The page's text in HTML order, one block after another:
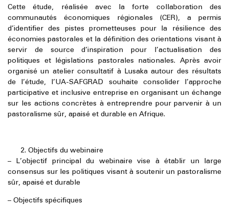
Cette étude, réalisée avec la forte collaboration des
communautés économiques régionales (CER), a permis
d’identifier des pistes prometteuses pour la résilience des
économies pastorales et la définition des orientations visant à
servir de source d’inspiration pour l’actualisation des
politiques et législations pastorales nationales. Après avoir
organisé un atelier consultatif à Lusaka autour des résultats
de l’étude, l’UA-SAFGRAD souhaite consolider l’approche
participative et inclusive entreprise en organisant un échange
sur les actions concrètes à entreprendre pour parvenir à un
pastoralisme sûr, apaisé et durable en Afrique.
Objectifs du webinaire
–
L’objectif principal du webinairevise à établir un large
consensus sur les politiques visant à soutenir un pastoralisme
sûr, apaisé et durable
– Objectifs spécifiques